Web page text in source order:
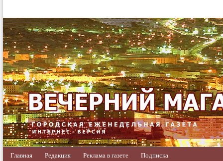
Главная Редакция Реклама в газете Подписка